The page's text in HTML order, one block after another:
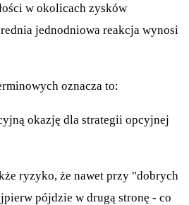
w okolicach zysków
jednodniowa reakcja wynosi
oznacza to:
okazję dla strategii opcyjnej
ryzyko, że nawet przy "dobrych
pójdzie w drugą stronę - co